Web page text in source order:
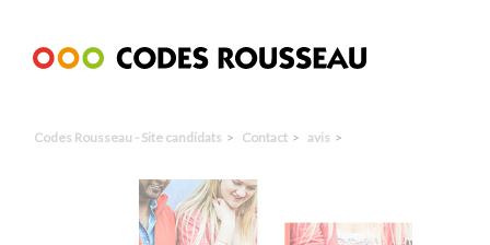
Codes Rousseau - Site candidats Contact avis